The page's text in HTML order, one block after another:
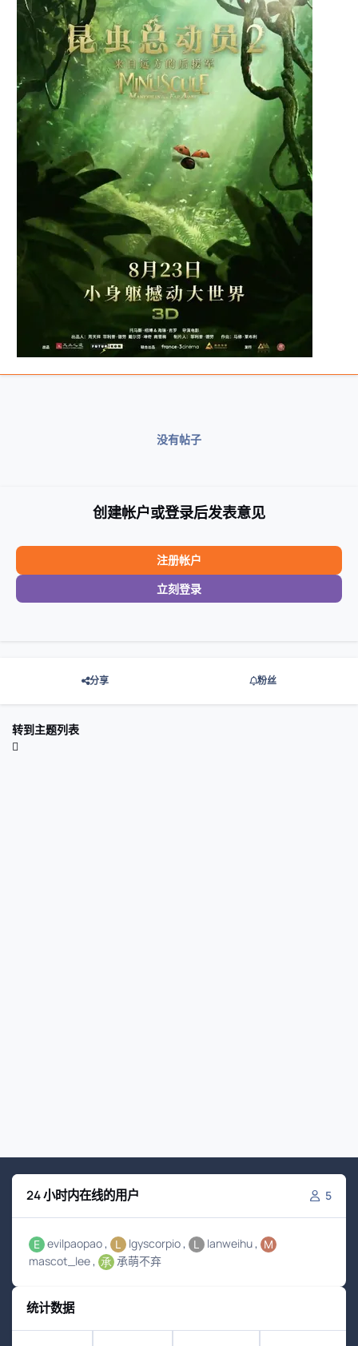
没有帖子
创建帐户或登录后发表意见
注册帐户
立刻登录
分享 粉丝
转到主题列表
24 小时内在线的用户 5
evilpaopao lgyscorpio
lanweihu
mascot_lee
承萌不弃
统计数据